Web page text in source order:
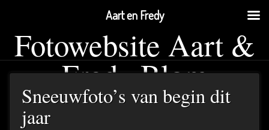
Fotowebsite Aart &
Fredy Blom
Sneeuwfoto’s van begin dit
jaar
Aart en Fredy